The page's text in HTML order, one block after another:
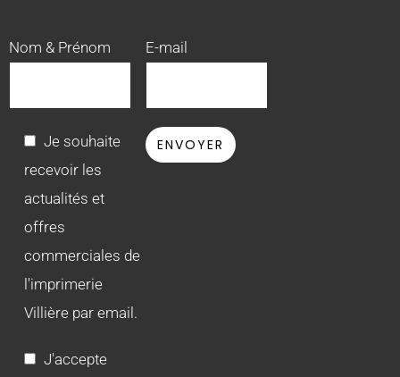
Nom & Prénom E-mail
Je souhaite
recevoir les
actualités et
offres
commerciales de
l'imprimerie
Villière par email.
J'accepte